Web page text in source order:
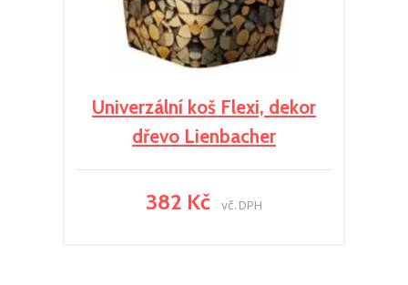
Univerzální koš Flexi, dekor
dřevo Lienbacher
382 Kč vč. DPH